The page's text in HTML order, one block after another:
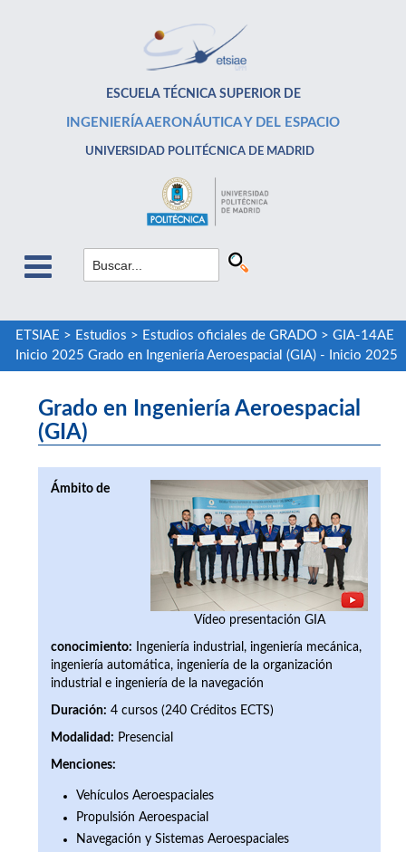
ESCUELA TÉCNICA SUPERIOR DE
INGENIERÍA AERONÁUTICA Y DEL ESPACIO
UNIVERSIDAD POLITÉCNICA DE MADRID
ETSIAE > Estudios > Estudios oficiales de GRADO> GIA-14AE
Inicio 2025 Grado en Ingeniería Aeroespacial (GIA) - Inicio 2025
Grado en Ingeniería Aeroespacial
(GIA)
Vídeo presentación GIA
Ámbito de
conocimiento: Ingeniería industrial, ingeniería mecánica,
ingeniería automática, ingeniería de la organización
industrial e ingeniería de la navegación
Duración: 4 cursos (240 Créditos ECTS)
Modalidad: Presencial
Menciones:
Vehículos Aeroespaciales
Propulsión Aeroespacial
Navegación y Sistemas Aeroespaciales